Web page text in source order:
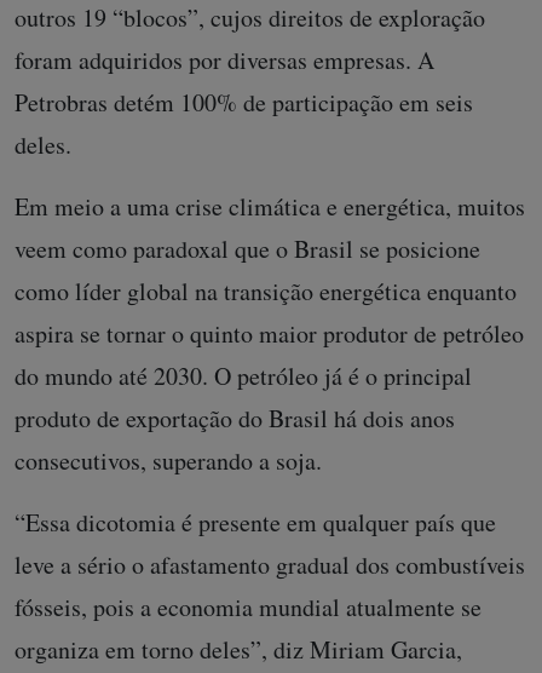
outros 19 “blocos”, cujos direitos de exploração
foram adquiridos por diversas empresas. A
Petrobras detém 100% de participação em seis
deles.
Em meio a uma crise climática e energética, muitos
veem como paradoxal que o Brasil se posicione
como líder global na transição energética enquanto
aspira se tornar o quinto maior produtor de petróleo
do mundo até 2030. O petróleo já é o principal
produto de exportação do Brasil há dois anos
consecutivos, superando a soja.
“Essa dicotomia é presente em qualquer país que
leve a sério o afastamento gradual dos combustíveis
fósseis, pois a economia mundial atualmente se
organiza em torno deles”, diz Miriam Garcia,